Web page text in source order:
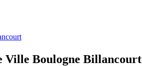
Ville Boulogne Billancourt